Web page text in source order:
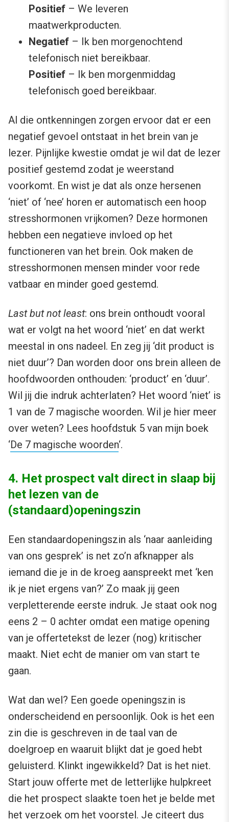
Positief – We leveren
maatwerkproducten.
Negatief – Ik ben morgenochtend
telefonisch niet bereikbaar.
Positief – Ik ben morgenmiddag
telefonisch goed bereikbaar.
Al die ontkenningen zorgen ervoor dat er een
negatief gevoel ontstaat in het brein van je
lezer. Pijnlijke kwestie omdat je wil dat de lezer
positief gestemd zodat je weerstand
voorkomt. En wist je dat als onze hersenen
‘niet’ of ‘nee’ horen er automatisch een hoop
stresshormonen vrijkomen? Deze hormonen
hebben een negatieve invloed op het
functioneren van het brein. Ook maken de
stresshormonen mensen minder voor rede
vatbaar en minder goed gestemd.
Last but not least: ons brein onthoudt vooral
wat er volgt na het woord ‘niet’ en dat werkt
meestal in ons nadeel. En zeg jij ‘dit product is
niet duur’? Dan worden door ons brein alleen de
hoofdwoorden onthouden: ‘product’ en ‘duur’.
Wil jij die indruk achterlaten? Het woord ‘niet’ is
1 van de 7 magische woorden. Wil je hier meer
over weten? Lees hoofdstuk 5 van mijn boek
‘De 7 magische woorden‘.
4. Het prospect valt direct in slaap bij
het lezen van de
(standaard)openingszin
Een standaardopeningszin als ‘naar aanleiding
van ons gesprek’ is net zo’n afknapper als
iemand die je in de kroeg aanspreekt met ‘ken
ik je niet ergens van?’ Zo maak jij geen
verpletterende eerste indruk. Je staat ook nog
eens 2 – 0 achter omdat een matige opening
van je offertetekst de lezer (nog) kritischer
maakt. Niet echt de manier om van start te
gaan.
Wat dan wel? Een goede openingszin is
onderscheidend en persoonlijk. Ook is het een
zin die is geschreven in de taal van de
doelgroep en waaruit blijkt dat je goed hebt
geluisterd. Klinkt ingewikkeld? Dat is het niet.
Start jouw offerte met de letterlijke hulpkreet
die het prospect slaakte toen het je belde met
het verzoek om het voorstel. Je citeert dus